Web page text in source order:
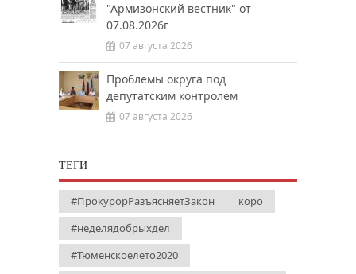
"Армизонский вестник" от
07.08.2026г
07 августа 2026
Проблемы округа под
депутатским контролем
07 августа 2026
ТЕГИ
#ПрокурорРазъясняетЗакон
коро
#неделядобрыхдел
#Тюменскоелето2020